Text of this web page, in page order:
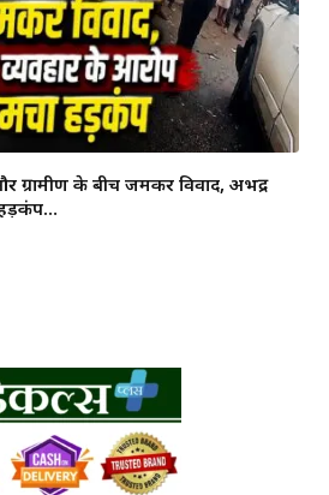
ग्रामीण के बीच जमकर विवाद, अभद्र